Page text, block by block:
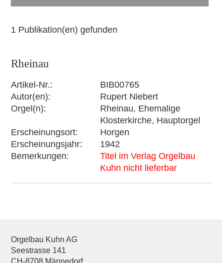
1 Publikation(en) gefunden
Rheinau
Artikel-Nr.
BIB00765
Autor(en)
Rupert Niebert
Orgel(n)
Rheinau, Ehemalige
Klosterkirche, Hauptorgel
Erscheinungsort
Horgen
Erscheinungsjahr
1942
Bemerkungen
Titel im Verlag Orgelbau
Kuhn nicht lieferbar
Orgelbau Kuhn AG
Seestrasse 141